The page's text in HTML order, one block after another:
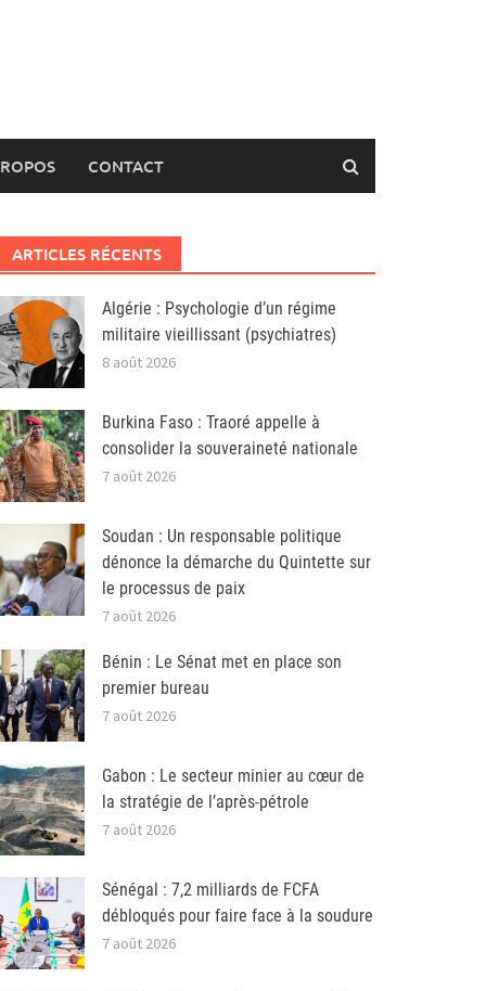
CONTACT
ARTICLES RÉCENTS
Algérie : Psychologie d’un régime
militaire vieillissant (psychiatres)
8 août 2026
Burkina Faso : Traoré appelle à
consolider la souveraineté nationale
7 août 2026
Soudan : Un responsable politique
dénonce la démarche du Quintette sur
le processus de paix
7 août 2026
Bénin : Le Sénat met en place son
premier bureau
7 août 2026
Gabon : Le secteur minier au cœur de
la stratégie de l’après-pétrole
7 août 2026
Sénégal : 7,2 milliards de FCFA
débloqués pour faire face à la soudure
7 août 2026